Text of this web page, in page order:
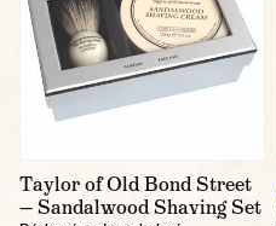
Taylor of Old Bond Street
— Sandalwood Shaving Set